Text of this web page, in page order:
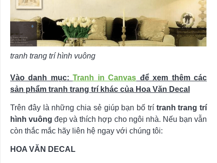
tranh trang trí hình vuông
Vào danh mục:Tranh in Canvas để xem thêm các
sản phẩm tranh trang trí khác của Hoa Văn Decal
Trên đây là những chia sẻ giúp bạn bố trí tranh trang trí
hình vuông đẹp và thích hợp cho ngôi nhà. Nếu bạn vẫn
còn thắc mắc hãy liên hệ ngay với chúng tôi:
HOA VĂN DECAL